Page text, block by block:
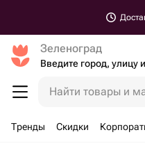
Зеленоград
Найти товары и
Тренды Скидки